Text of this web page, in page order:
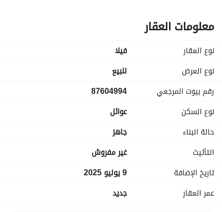
المميزات الرئيسية:
- 4 غرف نوم
- جديدة
- منطقة معيشة واسعة
- مطبخ حديث
- حمامات أنيقة
- خدمات أساسية
أحلامك الجديد!
معلومات العقار
نوع العقار
فیلا
نوع العرض
للبيع
رقم بيوت المرجعي
87604994
نوع السكن
عوائل
حالة البناء
جاهز
التأثيث
غير مفروش
تاريخ الإضافة
9 يوليو 2025
عمر العقار
جديد